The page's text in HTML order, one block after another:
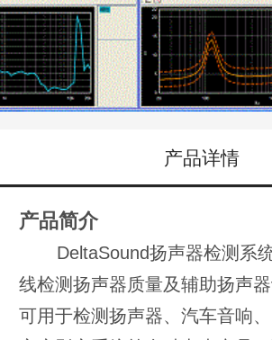
DeltaSound 扬声器检测系统（
产品详情
产品简介
DeltaSound扬声器检测系
线检测扬声器质量及辅助扬声器
可用于检测扬声器、汽车音响、